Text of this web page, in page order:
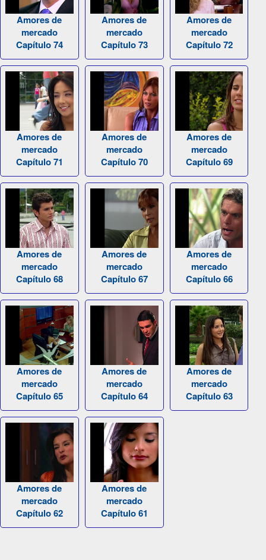
Amores de
mercado
Capítulo 74
Amores de
mercado
Capítulo 73
Amores de
mercado
Capítulo 72
Amores de
mercado
Capítulo 71
Amores de
mercado
Capítulo 70
Amores de
mercado
Capítulo 69
Amores de
mercado
Capítulo 68
Amores de
mercado
Capítulo 67
Amores de
mercado
Capítulo 66
Amores de
mercado
Capítulo 65
Amores de
mercado
Capítulo 64
Amores de
mercado
Capítulo 63
Amores de
mercado
Capítulo 62
Amores de
mercado
Capítulo 61